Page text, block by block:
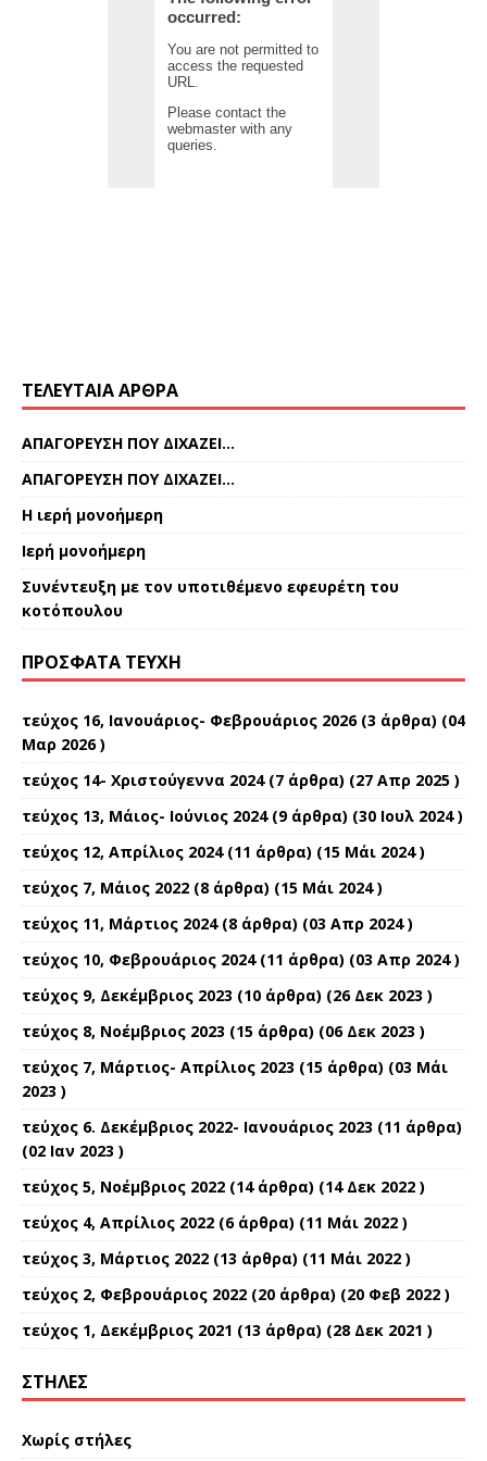
ΤΕΛΕΥΤΑΊΑ ΆΡΘΡΑ
ΑΠΑΓΟΡΕΥΣΗ ΠΟΥ ΔΙΧΑΖΕΙ…
ΑΠΑΓΟΡΕΥΣΗ ΠΟΥ ΔΙΧΑΖΕΙ…
Η ιερή μονοήμερη
Ιερή μονοήμερη
Συνέντευξη με τον υποτιθέμενο εφευρέτη του
κοτόπουλου
ΠΡΌΣΦΑΤΑ ΤΕΎΧΗ
τεύχος 16, Ιανουάριος- Φεβρουάριος 2026(3 άρθρα) (04
Μαρ 2026 )
τεύχος 14- Χριστούγεννα 2024(7 άρθρα) (27 Απρ 2025 )
τεύχος 13, Μάιος- Ιούνιος 2024(9 άρθρα) (30 Ιουλ 2024 )
τεύχος 12, Απρίλιος 2024(11 άρθρα) (15 Μάι 2024 )
τεύχος 7, Μάιος 2022 (8 άρθρα) (15 Μάι 2024 )
τεύχος 11, Μάρτιος 2024(8 άρθρα) (03 Απρ 2024 )
τεύχος 10, Φεβρουάριος 2024(11 άρθρα) (03 Απρ 2024 )
τεύχος 9, Δεκέμβριος 2023 (10 άρθρα) (26 Δεκ 2023 )
τεύχος 8, Νοέμβριος 2023 (15 άρθρα) (06 Δεκ 2023 )
τεύχος 7, Μάρτιος- Απρίλιος 2023 (15 άρθρα) (03 Μάι
2023 )
τεύχος 6. Δεκέμβριος 2022- Ιανουάριος 2023 (11 άρθρα)
(02 Ιαν 2023 )
τεύχος 5, Νοέμβριος 2022 (14 άρθρα) (14 Δεκ 2022 )
τεύχος 4, Απρίλιος 2022 (6 άρθρα) (11 Μάι 2022 )
τεύχος 3, Μάρτιος 2022 (13 άρθρα) (11 Μάι 2022 )
τεύχος 2, Φεβρουάριος 2022 (20 άρθρα) (20 Φεβ 2022 )
τεύχος 1, Δεκέμβριος 2021 (13 άρθρα) (28 Δεκ 2021 )
ΣΤΉΛΕΣ
Χωρίς στήλες